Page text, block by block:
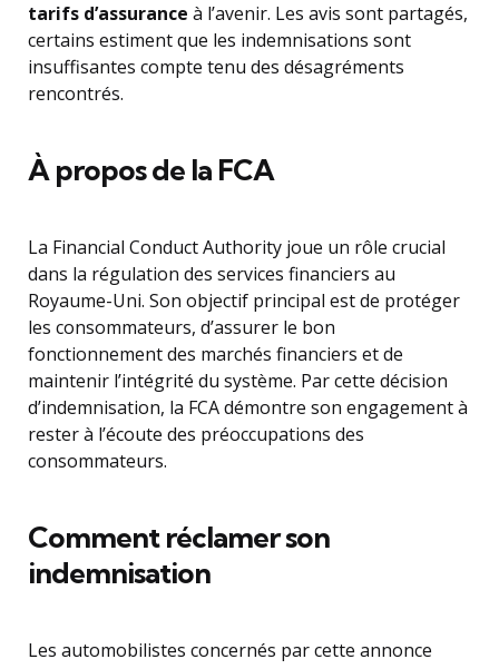
tarifs d’assurance à l’avenir. Les avis sont partagés,
certains estiment que les indemnisations sont
insuffisantes compte tenu des désagréments
rencontrés.
À propos de la FCA
La Financial Conduct Authority joue un rôle crucial
dans la régulation des services financiers au
Royaume-Uni. Son objectif principal est de protéger
les consommateurs, d’assurer le bon
fonctionnement des marchés financiers et de
maintenir l’intégrité du système. Par cette décision
d’indemnisation, la FCA démontre son engagement à
rester à l’écoute des préoccupations des
consommateurs.
Comment réclamer son
indemnisation
Les automobilistes concernés par cette annonce